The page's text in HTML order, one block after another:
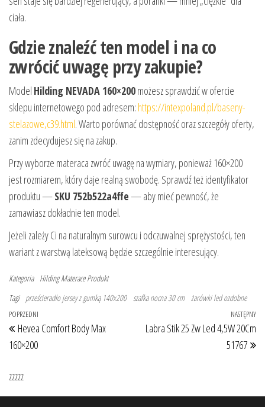
ciała.
Gdzie znaleźć ten model i na co
zwrócić uwagę przy zakupie?
Model Hilding NEVADA 160×200możesz sprawdzić w ofercie
sklepu internetowego pod adresem: https://intexpoland.pl/baseny-
stelazowe,c39.html. Warto porównać dostępność oraz szczegóły oferty,
zanim zdecydujesz się na zakup.
Przy wyborze materaca zwróć uwagę na wymiary, ponieważ 160×200
jest rozmiarem, który daje realną swobodę. Sprawdź też identyfikator
produktu —SKU 752b522a4ffe— aby mieć pewność, że
zamawiasz dokładnie ten model.
Jeżeli zależy Ci na naturalnym surowcu i odczuwalnej sprężystości, ten
wariant z warstwą lateksową będzie szczególnie interesujący.
Kategoria Hilding Materace Produkt
Tagi prześcieradło jersey z gumką 140x200 szafka nocna 30 cm żarówki led ozdobne
Nawigacja wpisu
Poprzedni wpis
POPRZEDNI
Hevea Comfort Body Max
160×200
NASTĘPNY
Labra Stik 25 Zw Led 4,5W 20Cm
51767
zzzzz